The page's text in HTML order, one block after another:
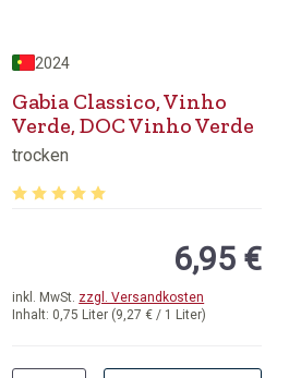
2024
Gabia Classico, Vinho
Verde, DOC Vinho Verde
trocken
Inhalt: 0,75 Liter (9,27 € / 1 Liter)
inkl. MwSt. zzgl. Versandkosten
6,95 €